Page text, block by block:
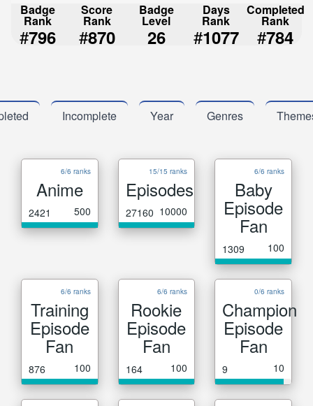
Badge
Rank
#796
Score
Rank
#870
Badge
Level
26
Days
Rank
#1077
Completed
Rank
#784
Incomplete Year Genres
6/6 ranks
Anime
2421 500
15/15 ranks
Episodes
27160 10000
6/6 ranks
Baby
Episode
Fan
1309 100
6/6 ranks
Training
Episode
Fan
876 100
6/6 ranks
Rookie
Episode
Fan
164 100
0/6 ranks
Champion
Episode
Fan
9 10